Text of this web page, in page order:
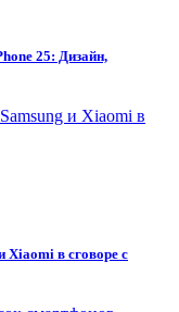
25: Дизайн,
Xiaomi в сговоре с